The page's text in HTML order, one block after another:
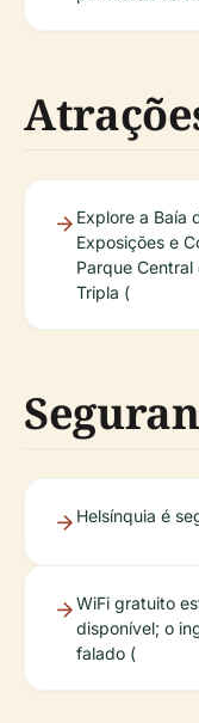
Explore a Baía
Exposições e
Parque
Tripla (
Helsínquia é
WiFi gratuito
disponível; o
falado (